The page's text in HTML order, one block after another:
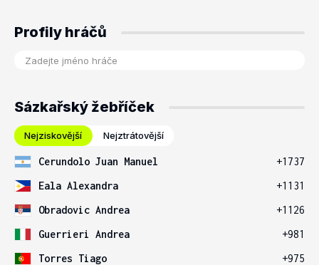
Profily hráčů
Sázkařský žebříček
Nejziskovější Nejztrátovější
Cerundolo Juan Manuel
+1737
Eala Alexandra
+1131
Obradovic Andrea
+1126
Guerrieri Andrea
+981
Torres Tiago
+975